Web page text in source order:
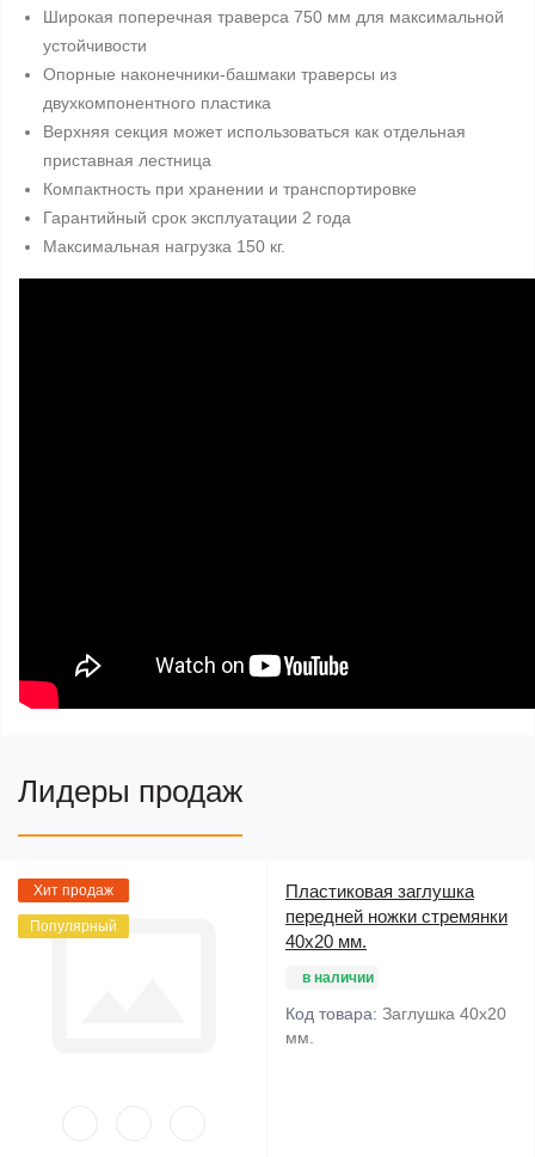
Широкая поперечная траверса 750 мм для максимальной
устойчивости
Опорные наконечники-башмаки траверсы из
двухкомпонентного пластика
Верхняя секция может использоваться как отдельная
приставная лестница
Компактность при хранении и транспортировке
Гарантийный срок эксплуатации 2 года
Максимальная нагрузка 150 кг.
Лидеры продаж
Хит продаж
Популярный
Пластиковая заглушка
передней ножки стремянки
40х20 мм.
в наличии
Код товара: Заглушка 40х20
мм.